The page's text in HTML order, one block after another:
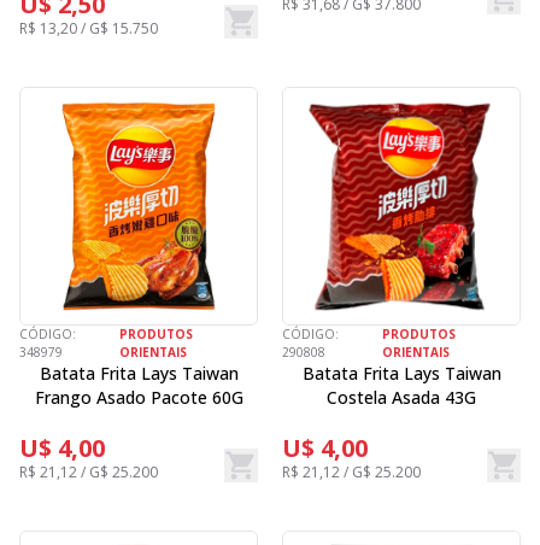
R$ 13,20 / G$ 15.750
R$ 31,68 / G$ 37.800
CÓDIGO:
348979
PRODUTOS
ORIENTAIS
Batata Frita Lays Taiwan
Frango Asado Pacote 60G
U$ 4,00
R$ 21,12 / G$ 25.200
CÓDIGO:
290808
PRODUTOS
ORIENTAIS
Batata Frita Lays Taiwan
Costela Asada 43G
U$ 4,00
R$ 21,12 / G$ 25.200